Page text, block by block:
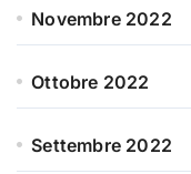
Novembre 2022
Ottobre 2022
Settembre 2022